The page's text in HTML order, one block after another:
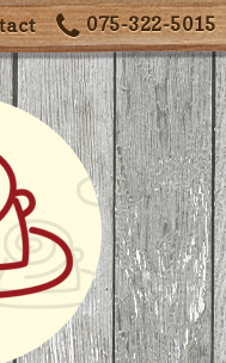
075-322-5015